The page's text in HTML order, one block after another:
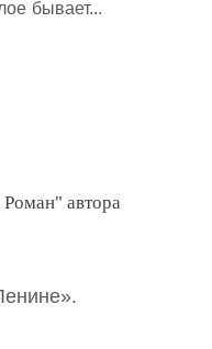
бывает...
Роман" автора